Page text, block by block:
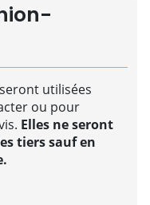
utilisées
ou pour
Elles ne seront
tiers sauf en